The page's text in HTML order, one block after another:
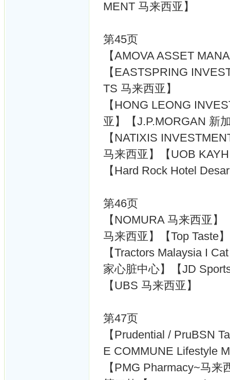
MENT 马来西亚】
第45页
【AMOVA ASSET
【EASTSPRING
TS 马来西亚】
【HONG LEONG
亚】【J.P.MORGAN 新
【NATIXIS
马来西亚】【UOB
【Hard Rock Hotel
第46页
【NOMURA 马来西亚
马来西亚】【Top Taste
【Tractors Malaysia I
家心脏中心】【JD
【UBS 马来西亚】
第47页
【Prudential / PruBSN
E COMMUNE Lifestyle
【PMG Pharmacy~马